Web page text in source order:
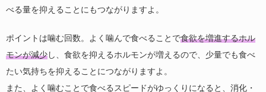
べる量を抑えることにもつながりますよ。
ポイントは噛む回数。よく噛んで食べることで食欲を増進するホル
モンが減少し、食欲を抑えるホルモンが増えるので、少量でも食べ
たい気持ちを抑えることにつながりますよ。
また、よく噛むことで食べるスピードがゆっくりになると、消化・